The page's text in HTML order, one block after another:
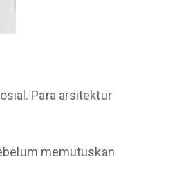
Para arsitektur
memutuskan